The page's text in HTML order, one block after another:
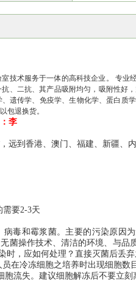
术服务于一体的高科技企业。 专业
、二抗、其产品吸附均匀，吸附性好
遗传学、免疫学、生物化学、蛋白质
包退换货。
：李
远到香港、澳门、福建、新疆、
要2-3天
毒和霉浆菌。主要的污染原因
菌操作技术、清洁的环境、与品
时，应如何处理？直接灭菌后丢
在冷冻细胞之培养时出现细胞数
胞流失。建议细胞解冻后不要立